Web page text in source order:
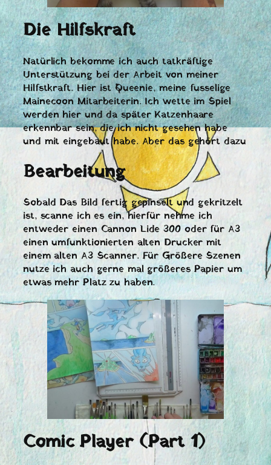
Die Hilfskraft
Natürlich bekomme ich auch tatkräftige
Unterstützung bei der Arbeit von meiner
Hilfstkraft. Hier ist Queenie, meine fusselige
Mainecoon Mitarbeiterin. Ich wette im Spiel
werden hier und da später Katzenhaare
erkennbar sein, die ich nicht gesehen habe
und mit eingebaut habe. Aber das gehört dazu
Bearbeitung
Sobald Das Bild fertig gepinselt und gekritzelt
ist, scanne ich es ein, hierfür nehme ich
entweder einen Cannon Lide 300 oder für A3
einen umfunktionierten alten Drucker mit
einem alten A3 Scanner. Für Größere Szenen
nutze ich auch gerne mal größeres Papier um
etwas mehr Platz zu haben.
Comic Player (Part 1)